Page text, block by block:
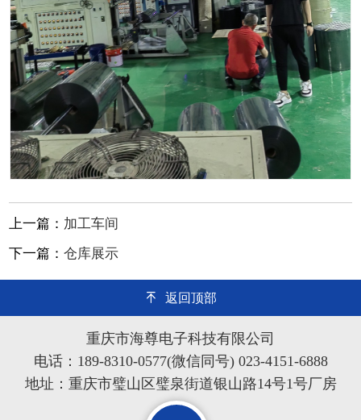
上一篇： 加工车间
下一篇：仓库展示
返回顶部
重庆市海尊电子科技有限公司
电话：189-8310-0577(微信同号) 023-4151-6888
地址：重庆市璧山区璧泉街道银山路14号1号厂房